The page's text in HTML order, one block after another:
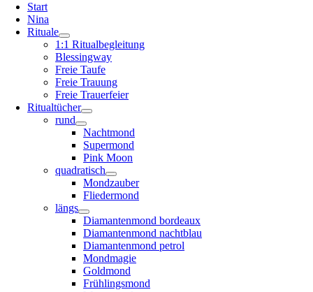
Start
Nina
Rituale
1:1 Ritualbegleitung
Blessingway
Freie Taufe
Freie Trauung
Freie Trauerfeier
Ritualtücher
rund
Nachtmond
Supermond
Pink Moon
quadratisch
Mondzauber
Fliedermond
längs
Diamantenmond bordeaux
Diamantenmond nachtblau
Diamantenmond petrol
Mondmagie
Goldmond
Frühlingsmond